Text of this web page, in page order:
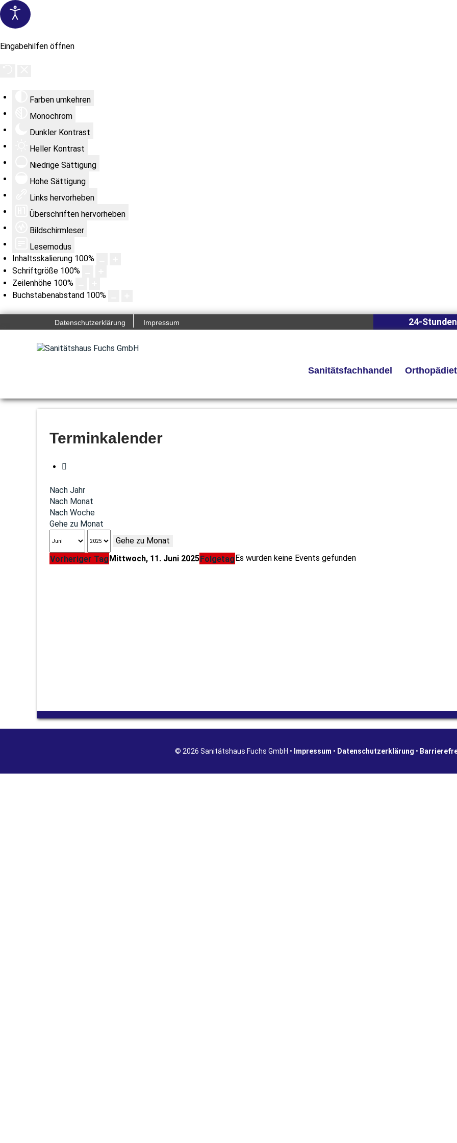
Eingabehilfen öffnen
Farben umkehren
Monochrom
Dunkler Kontrast
Heller Kontrast
Niedrige Sättigung
Hohe Sättigung
Links hervorheben
Überschriften hervorheben
Bildschirmleser
Lesemodus
Inhaltsskalierung 100%
Schriftgröße 100%
Zeilenhöhe 100%
Buchstabenabstand 100%
Datenschutzerklärung Impressum 24-
Sanitätsfachhandel
Terminkalender
Nach Jahr
Nach Monat
Nach Woche
Gehe zu Monat
Gehe zu Monat
Vorheriger TagMittwoch, 11. Juni 2025FolgetagEs wurden keine Events gefunden
© 2026 Sanitätshaus Fuchs GmbH • Impressum • Datenschutzerklärung •